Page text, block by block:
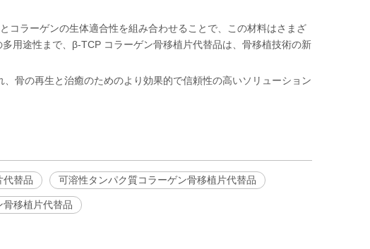
コラーゲンの生体適合性を組み合わせることで、この材料はさまざ
用途性まで、β-TCP コラーゲン骨移植片代替品は、骨移植技術の新
骨の再生と治癒のためのより効果的で信頼性の高いソリューション
代替品 可溶性タンパク質コラーゲン骨移植片代替品
骨移植片代替品